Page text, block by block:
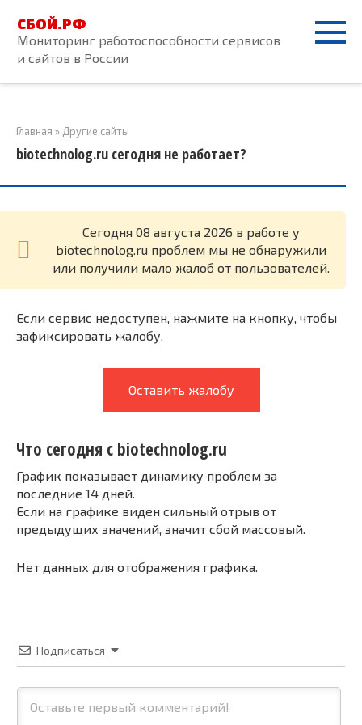
контенту
СБОЙ.РФ
Мониторинг работоспособности сервисов
и сайтов в России
Главная » Другие сайты
biotechnolog.ru сегодня не работает?
Cегодня 08 августа 2026 в работе у
biotechnolog.ru проблем мы не обнаружили
или получили мало жалоб от пользователей.
Если сервис недоступен, нажмите на кнопку, чтобы
зафиксировать жалобу.
Оставить жалобу
Что сегодня с biotechnolog.ru
График показывает динамику проблем за
последние 14 дней.
Если на графике виден сильный отрыв от
предыдущих значений, значит сбой массовый.
Нет данных для отображения графика.
Подписаться